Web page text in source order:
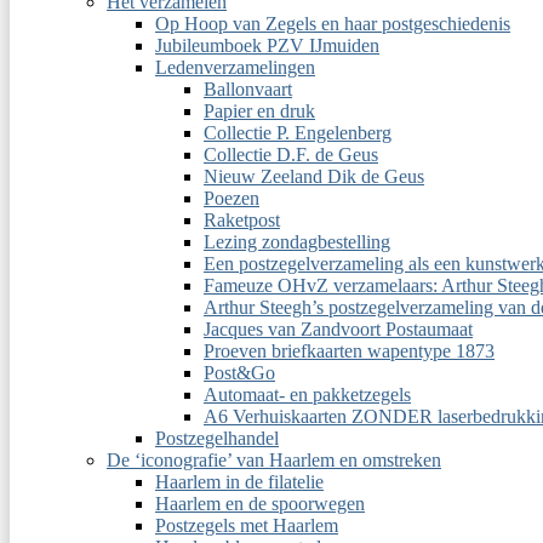
Op Hoop van Zegels en haar postgeschiedenis
Jubileumboek PZV IJmuiden
Ledenverzamelingen
Ballonvaart
Papier en druk
Collectie P. Engelenberg
Collectie D.F. de Geus
Nieuw Zeeland Dik de Geus
Poezen
Raketpost
Lezing zondagbestelling
Een postzegelverzameling als een
Fameuze OHvZ verzamelaars: Arthur
Arthur Steegh’s postzegelverzameling van
Jacques van Zandvoort Postaumaat
Proeven briefkaarten wapentype 1873
Post&Go
Automaat- en pakketzegels
A6 Verhuiskaarten ZONDER
Postzegelhandel
De ‘iconografie’ van Haarlem en omstreken
Haarlem in de filatelie
Haarlem en de spoorwegen
Postzegels met Haarlem